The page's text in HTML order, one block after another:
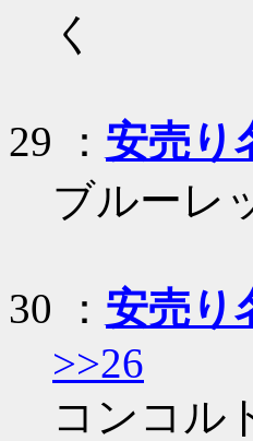
く
29 ： 安売り
ブルーレ
30 ： 安売り
>>26
コンコル